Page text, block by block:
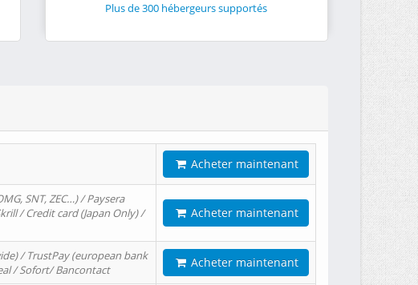
Plus de 300 hébergeurs supportés
Acheter maintenant
SNT, ZEC…) / Paysera
/ Credit card (Japan Only) /
Acheter maintenant
/ TrustPay (european bank
/ Sofort/ Bancontact
Acheter maintenant